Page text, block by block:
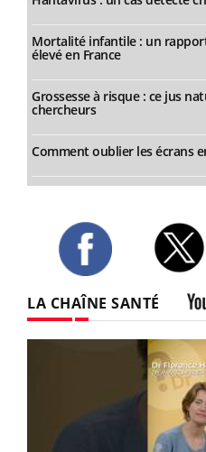
Mortalité infantile : un
élevé en France
Grossesse à risque : ce jus
chercheurs
Comment oublier les écrans
LA CHAÎNE SANTÉ